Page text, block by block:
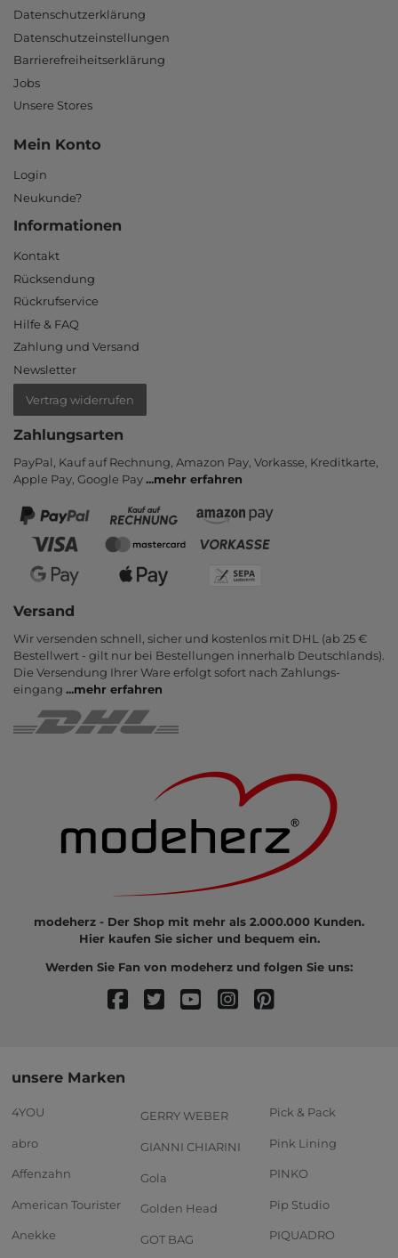
Datenschutzerklärung
Datenschutzeinstellungen
Barrierefreiheitserklärung
Jobs
Unsere Stores
Mein Konto
Login
Neukunde?
Informationen
Kontakt
Rücksendung
Rückrufservice
Hilfe & FAQ
Zahlung und Versand
Newsletter
Vertrag widerrufen
Zahlungsarten
PayPal, Kauf auf Rechnung, Amazon Pay, Vor­kasse, Kredit­karte,
Apple Pay, Google Pay...mehr erfahren
Versand
Wir versenden schnell, sicher und kostenlos mit DHL (ab 25 €
Bestell­wert - gilt nur bei Bestel­lungen inner­halb Deutsch­lands).
Die Ver­sendung Ihrer Ware er­folgt sofort nach Zahlungs­
eingang ...mehr erfahren
modeherz - Der Shop mit mehr als 2.000.000 Kunden.
Hier kaufen Sie sicher und bequem ein.
Werden Sie Fan von modeherz und folgen Sie uns:
unsere Marken
4YOU
abro
Affenzahn
American Tourister
Anekke
GERRY WEBER
GIANNI CHIARINI
Gola
Golden Head
GOT BAG
Pick & Pack
Pink Lining
PINKO
Pip Studio
PIQUADRO